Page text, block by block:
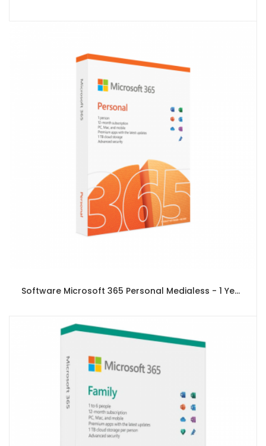
Software Microsoft 365 Personal Medialess - 1 Year Subscription